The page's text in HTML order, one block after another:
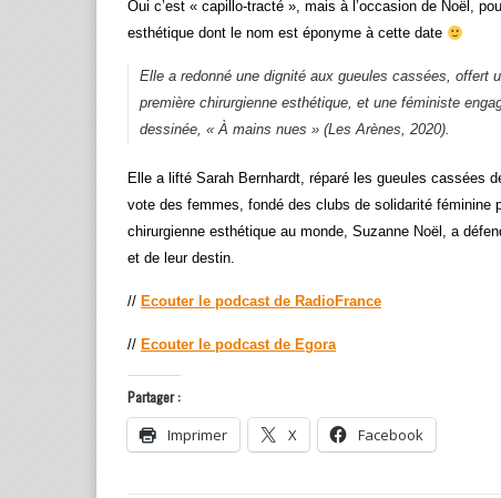
Oui c’est « capillo-tracté », mais à l’occasion de Noël,
esthétique dont le nom est éponyme à cette date
Elle a redonné une dignité aux gueules cassées,
première chirurgienne esthétique, et une féministe
dessinée, « À mains nues » (Les Arènes, 2020).
Elle a lifté Sarah Bernhardt, réparé les gueules cassées
vote des femmes, fondé des clubs de solidarité
chirurgienne esthétique au monde, Suzanne Noël, a
et de leur destin.
// Ecouter le podcast de RadioFrance
// Ecouter le podcast de Egora
Partager :
Imprimer X Facebook